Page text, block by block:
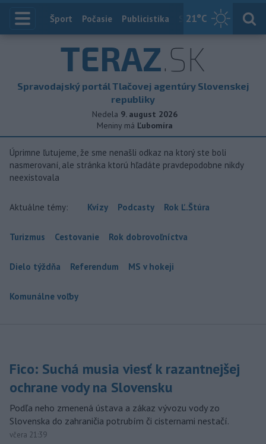
21°C
Index
Šport Počasie Publicistika Slovensko
TERAZ.SK
Spravodajský portál Tlačovej agentúry Slovenskej
republiky
Nedela 9. august 2026
Meniny má Ľubomíra
Úprimne ľutujeme, že sme nenašli odkaz na ktorý ste boli
nasmerovaní, ale stránka ktorú hľadáte pravdepodobne nikdy
neexistovala
Aktuálne témy: Kvízy Podcasty Rok Ľ.Štúra
Turizmus Cestovanie Rok dobrovoľníctva
Dielo týždňa Referendum MS v hokeji
Komunálne voľby
Fico: Suchá musia viesť k razantnejšej
ochrane vody na Slovensku
Podľa neho zmenená ústava a zákaz vývozu vody zo
Slovenska do zahraničia potrubím či cisternami nestačí.
včera 21:39